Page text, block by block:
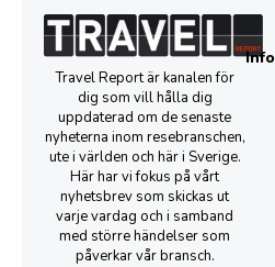
Travel Report är kanalen för
dig som vill hålla dig
uppdaterad om de senaste
nyheterna inom resebranschen,
ute i världen och här i Sverige.
Här har vi fokus på vårt
nyhetsbrev som skickas ut
varje vardag och i samband
med större händelser som
påverkar vår bransch.
Info